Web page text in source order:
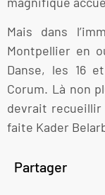
Mais dans
Montpellier en
Danse, les 16
Corum. Là non
devrait recueillir
faite Kader
Partager